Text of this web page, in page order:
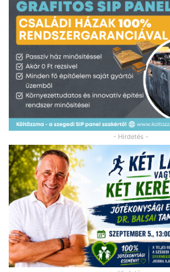
- Hirdetés -